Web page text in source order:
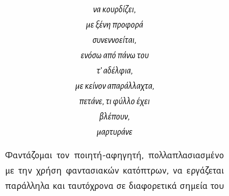
να κουρ­δί­ζει,
με ξέ­νη προ­φο­ρά
συ­νεν­νο­εί­ται,
ενό­σω από πά­νω του
τ’ αδέλ­φια,
με κεί­νον απα­ράλ­λα­χτα,
πε­τά­νε, τι φύλ­λο έχει
βλέ­πουν,
μαρ­τυ­ρά­νε
Φα­ντά­ζο­μαι τον ποι­η­τή-αφη­γη­τή, πολ­λα­πλα­σια­σμέ­νο
με την χρή­ση φα­ντα­σια­κών κα­τό­πτρων, να ερ­γά­ζε­ται
πα­ράλ­λη­λα και ταυ­τό­χρο­να σε δια­φο­ρε­τι­κά ση­μεία του